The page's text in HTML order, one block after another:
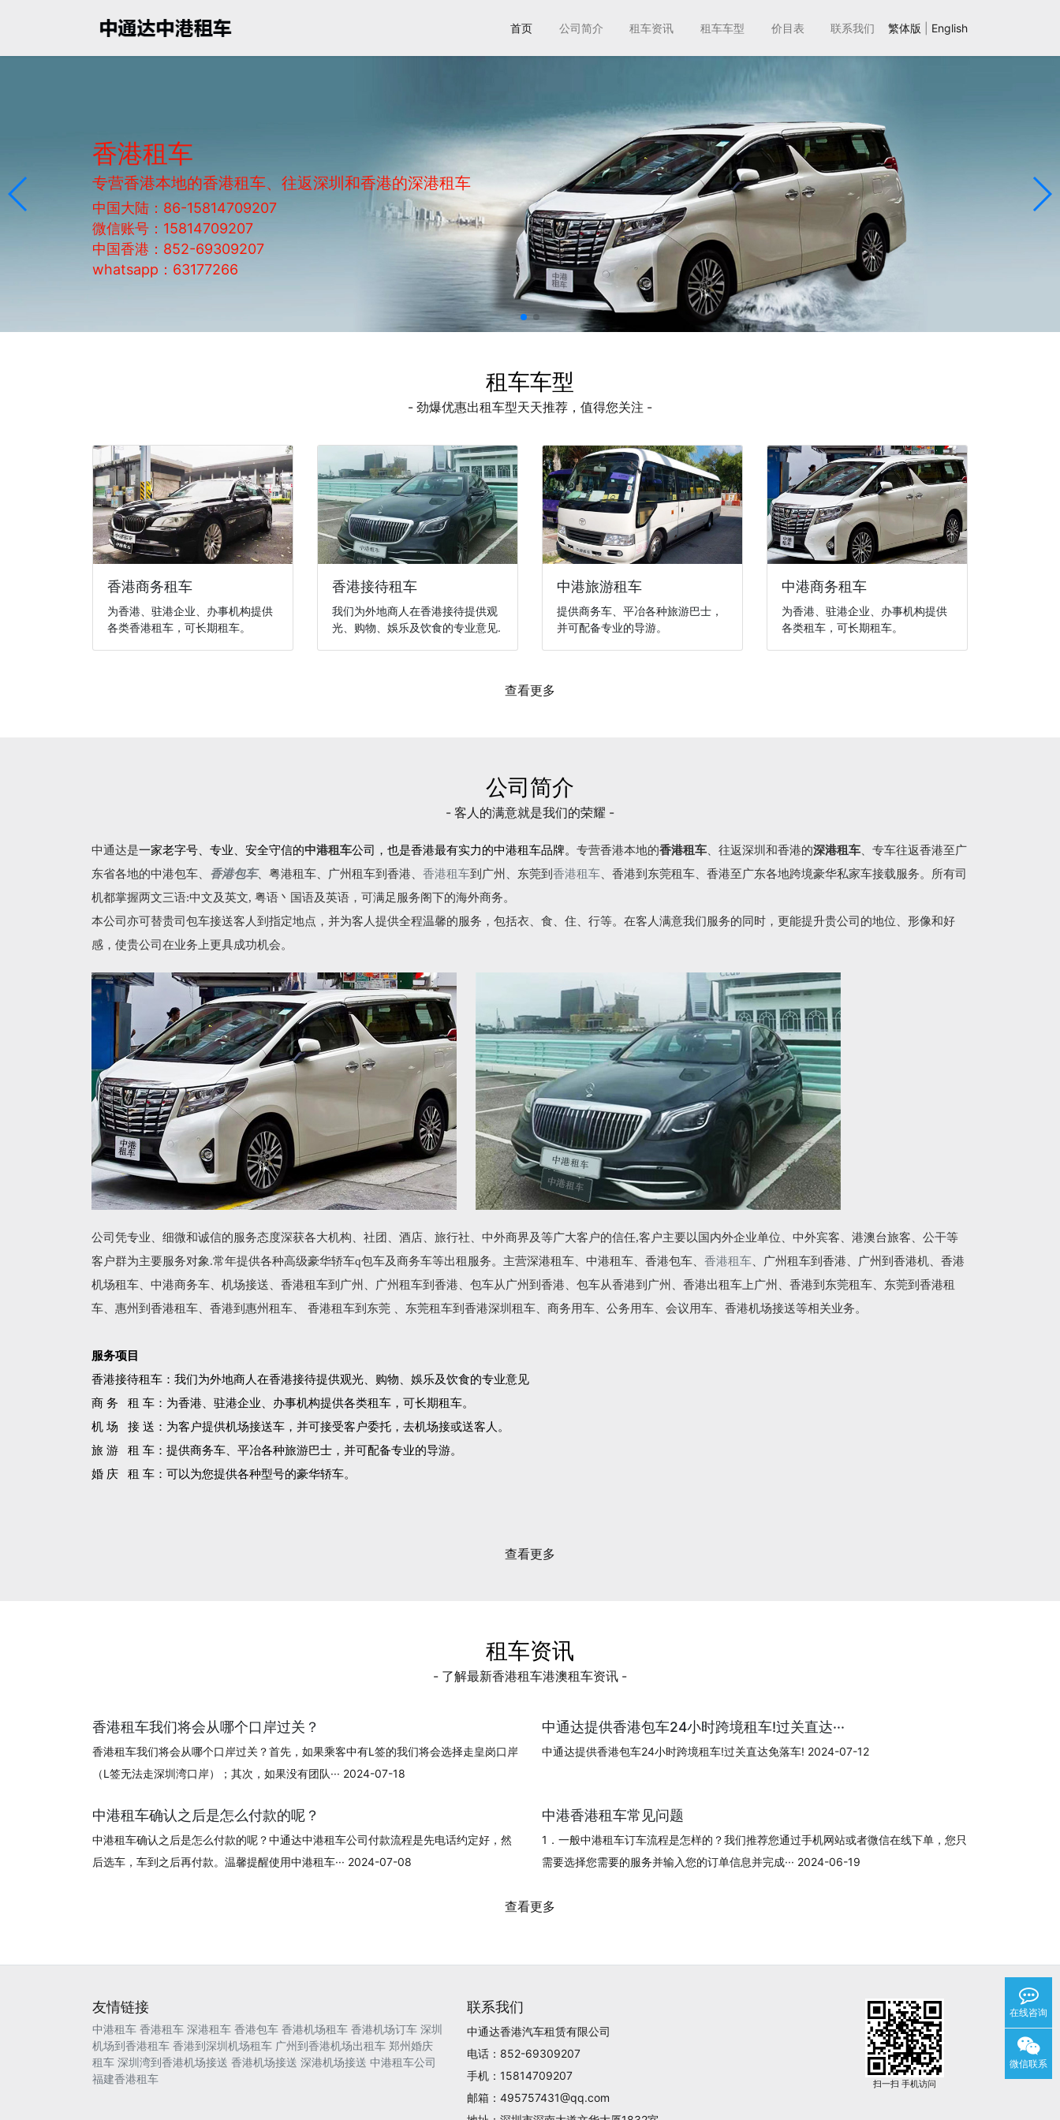
首页 公司简介 租车资讯 租车车型 价目表 联系我们 繁体版 English
香港租车
专营香港本地的香港租车、往返深圳和香港的深港租车
中国大陆：86-15814709207
微信账号：15814709207
中国香港：852-69309207
whatsapp：63177266
租车车型
- 劲爆优惠出租车型天天推荐，值得您关注 -
香港商务租车
为香港、驻港企业、办事机构提供
各类香港租车，可长期租车。
香港接待租车
我们为外地商人在香港接待提供观
光、购物、娛乐及饮食的专业意见.
中港旅游租车
提供商务车、平冶各种旅游巴士，
并可配备专业的导游。
中港商务租车
为香港、驻港企业、办事机构提供
各类租车，可长期租车。
查看更多
公司简介
- 客人的满意就是我们的荣耀 -
中通达是一家老字号、专业、安全守信的中港租车公司，也是香港最有实力的中港租车品牌。 专营香港本地的香港租车 、往返深圳和香港的深港租车 、专车往返香港至广
东省各地的中港包车 香港包车、 粤港租车 、广州租车到香港、 香港租车到广州、东莞到 香港租车 、香港到东莞租车、香港至广东各地跨境豪华私家车接载服务。所有司
机都掌握两文三语:中文及英文, 粤语丶国语及英语，可满足服务阁下的海外商务。
本公司亦可替贵司包车接送客人到指定地点，并为客人提供全程温馨的服务，包括衣、食、住、行等。在客人满意我们服务的同时，更能提升贵公司的地位、形像和好
感，使贵公司在业务上更具成功机会。
公司凭专业、细微和诚信的服务态度深获各大机构、社团、酒店、旅行社、中外商界及等广大客户的信任,客户主要以国内外企业单位、中外宾客、港澳台旅客、公干等
客户群为主要服务对象.常年提供各种高级豪华轿车q包车及商务车等出租服务。主营深港租车、中港租车、香港包车、 香港租车 、广州租车到香港、广州到香港机、香港
机场租车、中港商务车、机场接送、香港租车到广州、广州租车到香港、包车从广州到香港、包车从香港到广州、香港出租车上广州、香港到东莞租车、东莞到香港租
车、惠州到香港租车、香港到惠州租车、 香港租车到东莞 、东莞租车到香港深圳租车、商务用车、公务用车、会议用车、香港机场接送等相关业务。
服务项目
香港接待租车：我们为外地商人在香港接待提供观光、购物、娛乐及饮食的专业意见
商 务 租 车：为香港、驻港企业、办事机构提供各类租车，可长期租车。
机 场 接 送：为客户提供机场接送车，并可接受客户委托，去机场接或送客人。
旅 游 租 车：提供商务车、平冶各种旅游巴士，并可配备专业的导游。
婚 庆 租 车：可以为您提供各种型号的豪华轿车。
查看更多
租车资讯
- 了解最新香港租车港澳租车资讯 -
香港租车我们将会从哪个口岸过关？
香港租车我们将会从哪个口岸过关？首先，如果乘客中有L签的我们将会选择走皇岗口岸
（L签无法走深圳湾口岸）；其次，如果没有团队··· 2024-07-18
中通达提供香港包车24小时跨境租车!过关直达···
中通达提供香港包车24小时跨境租车!过关直达免落车! 2024-07-12
中港租车确认之后是怎么付款的呢？
中港租车确认之后是怎么付款的呢？中通达中港租车公司付款流程是先电话约定好，然
后选车，车到之后再付款。温馨提醒使用中港租车··· 2024-07-08
中港香港租车常见问题
1．一般中港租车订车流程是怎样的？我们推荐您通过手机网站或者微信在线下单，您只
需要选择您需要的服务并输入您的订单信息并完成··· 2024-06-19
查看更多
友情链接
中港租车 香港租车 深港租车 香港包车 香港机场租车 香港机场订车 深圳
机场到香港租车 香港到深圳机场租车 广州到香港机场出租车 郑州婚庆
租车 深圳湾到香港机场接送 香港机场接送 深港机场接送 中港租车公司
福建香港租车
联系我们
中通达香港汽车租赁有限公司
电话：852-69309207
手机：15814709207
邮箱：495757431@qq.com
扫一扫 手机访问
在线咨询
微信联系